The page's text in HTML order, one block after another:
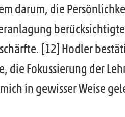
darum, die
[12] Hodler
die Fokussierung der
in gewisser Weise